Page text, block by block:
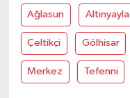
Ağlasun Altinyayla
Çeltikçi Gölhisar
Merkez Tefenni